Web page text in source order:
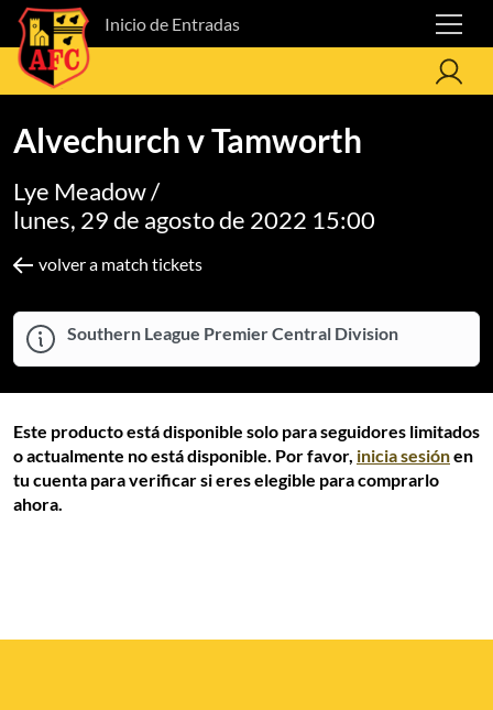
Inicio de Entradas
Alvechurch v Tamworth
Lye Meadow /
lunes, 29 de agosto de 2022 15:00
volver a match tickets
Southern League Premier Central Division
Este producto está disponible solo para seguidores limitados
o actualmente no está disponible. Por favor, inicia sesiónen
tu cuenta para verificar si eres elegible para comprarlo
ahora.